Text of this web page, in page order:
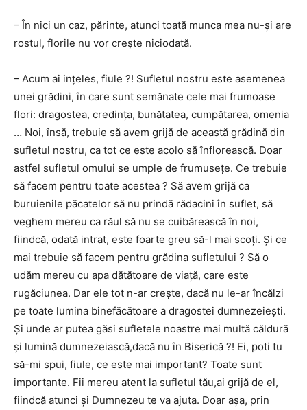
– În nici un caz, părinte, atunci toată munca mea nu-şi are
rostul, florile nu vor creşte niciodată.
– Acum ai inţeles, fiule ?! Sufletul nostru este asemenea
unei grădini, în care sunt semănate cele mai frumoase
flori: dragostea, credinţa, bunătatea, cumpătarea, omenia
… Noi, însă, trebuie să avem grijă de această grădină din
sufletul nostru, ca tot ce este acolo să înflorească. Doar
astfel sufletul omului se umple de frumuseţe. Ce trebuie
să facem pentru toate acestea ? Să avem grijă ca
buruienile păcatelor să nu prindă rădacini în suflet, să
veghem mereu ca răul să nu se cuibărească în noi,
fiindcă, odată intrat, este foarte greu să-l mai scoţi. Şi ce
mai trebuie să facem pentru grădina sufletului ? Să o
udăm mereu cu apa dătătoare de viaţă, care este
rugăciunea. Dar ele tot n-ar creşte, dacă nu le-ar încălzi
pe toate lumina binefăcătoare a dragostei dumnezeieşti.
Şi unde ar putea găsi sufletele noastre mai multă căldură
şi lumină dumnezeiască,dacă nu în Biserică ?! Ei, poti tu
să-mi spui, fiule, ce este mai important? Toate sunt
importante. Fii mereu atent la sufletul tău,ai grijă de el,
fiindcă atunci şi Dumnezeu te va ajuta. Doar aşa, prin